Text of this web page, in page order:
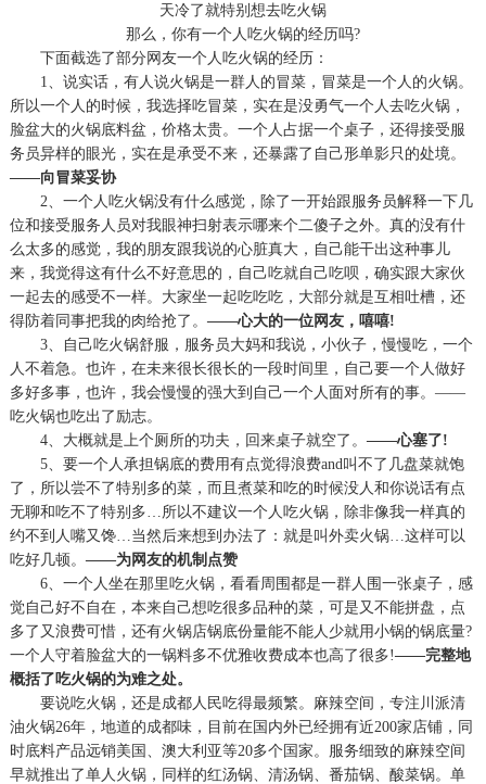
天冷了就特别想去吃火锅
那么，你有一个人吃火锅的经历吗?
下面截选了部分网友一个人吃火锅的经历：
1、说实话，有人说火锅是一群人的冒菜，冒菜是一个人的火锅。
所以一个人的时候，我选择吃冒菜，实在是没勇气一个人去吃火锅，
脸盆大的火锅底料盆，价格太贵。一个人占据一个桌子，还得接受服
务员异样的眼光，实在是承受不来，还暴露了自己形单影只的处境。
——向冒菜妥协
2、一个人吃火锅没有什么感觉，除了一开始跟服务员解释一下几
位和接受服务人员对我眼神扫射表示哪来个二傻子之外。真的没有什
么太多的感觉，我的朋友跟我说的心脏真大，自己能干出这种事儿
来，我觉得这有什么不好意思的，自己吃就自己吃呗，确实跟大家伙
一起去的感受不一样。大家坐一起吃吃吃，大部分就是互相吐槽，还
得防着同事把我的肉给抢了。 ——心大的一位网友，嘻嘻!
3、自己吃火锅舒服，服务员大妈和我说，小伙子，慢慢吃，一个
人不着急。也许，在未来很长很长的一段时间里，自己要一个人做好
多好多事，也许，我会慢慢的强大到自己一个人面对所有的事。——
吃火锅也吃出了励志。
4、大概就是上个厕所的功夫，回来桌子就空了。 ——心塞了!
5、要一个人承担锅底的费用有点觉得浪费and叫不了几盘菜就饱
了，所以尝不了特别多的菜，而且煮菜和吃的时候没人和你说话有点
无聊和吃不了特别多…所以不建议一个人吃火锅，除非像我一样真的
约不到人嘴又馋…当然后来想到办法了：就是叫外卖火锅…这样可以
吃好几顿。 ——为网友的机制点赞
6、一个人坐在那里吃火锅，看看周围都是一群人围一张桌子，感
觉自己好不自在，本来自己想吃很多品种的菜，可是又不能拼盘，点
多了又浪费可惜，还有火锅店锅底份量能不能人少就用小锅的锅底量?
一个人守着脸盆大的一锅料多不优雅收费成本也高了很多!——完整地
概括了吃火锅的为难之处。
要说吃火锅，还是成都人民吃得最频繁。麻辣空间，专注川派清
油火锅26年，地道的成都味，目前在国内外已经拥有近200家店铺，同
时底料产品远销美国、澳大利亚等20多个国家。服务细致的麻辣空间
早就推出了单人火锅，同样的红汤锅、清汤锅、番茄锅、酸菜锅。单